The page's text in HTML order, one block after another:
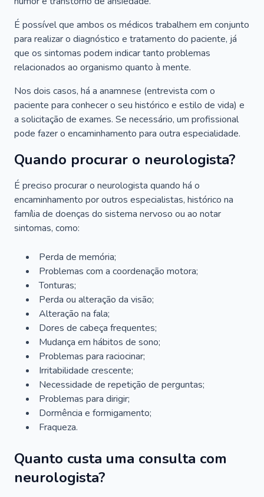
É possível que ambos os médicos trabalhem em conjunto
para realizar o diagnóstico e tratamento do paciente, já
que os sintomas podem indicar tanto problemas
relacionados ao organismo quanto à mente.
Nos dois casos, há a anamnese (entrevista com o
paciente para conhecer o seu histórico e estilo de vida) e
a solicitação de exames. Se necessário, um profissional
pode fazer o encaminhamento para outra especialidade.
Quando procurar o neurologista?
É preciso procurar o neurologista quando há o
encaminhamento por outros especialistas, histórico na
família de doenças do sistema nervoso ou ao notar
sintomas, como:
Perda de memória;
Problemas com a coordenação motora;
Tonturas;
Perda ou alteração da visão;
Alteração na fala;
Dores de cabeça frequentes;
Mudança em hábitos de sono;
Problemas para raciocinar;
Irritabilidade crescente;
Necessidade de repetição de perguntas;
Problemas para dirigir;
Dormência e formigamento;
Fraqueza.
Quanto custa uma consulta com
neurologista?